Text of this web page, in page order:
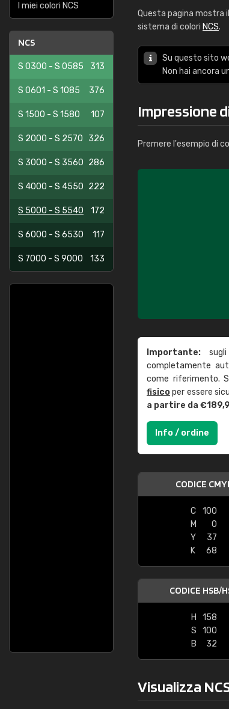
I miei colori NCS
NCS
S 0300 - S 0585 313
S 0601 - S 1085 376
S 1500 - S 1580 107
S 2000 - S 2570 326
S 3000 - S 3560 286
S 4000 - S 4550 222
S 5000 - S 5540 172
S 6000 - S 6530 117
S 7000 - S 9000 133
Questa pagina mostra
sistema di colori NCS.
Su questo sito
Non hai ancora
Impressione
Premere l'esempio di
Importante:
completamente
come riferimento.
fisicoper essere
a partire da
Info / ordine
CODICE
C
100
M
0
Y
37
K
68
CODICE HSB/
H
158
S
100
B
32
Visualizza